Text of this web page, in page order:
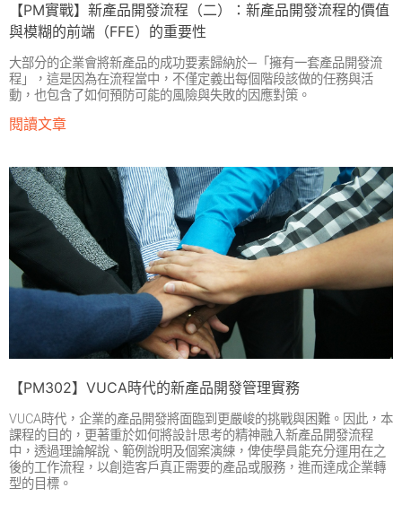
【PM實戰】新產品開發流程（二）：新產品開發流程的價值
與模糊的前端（FFE）的重要性
大部分的企業會將新產品的成功要素歸納於─「擁有一套產品開發流
程」，這是因為在流程當中，不僅定義出每個階段該做的任務與活
動，也包含了如何預防可能的風險與失敗的因應對策。
閱讀文章
【PM302】VUCA時代的新產品開發管理實務
VUCA時代，企業的產品開發將面臨到更嚴峻的挑戰與困難。因此，本
課程的目的，更著重於如何將設計思考的精神融入新產品開發流程
中，透過理論解說、範例說明及個案演練，俾使學員能充分運用在之
後的工作流程，以創造客戶真正需要的產品或服務，進而達成企業轉
型的目標。